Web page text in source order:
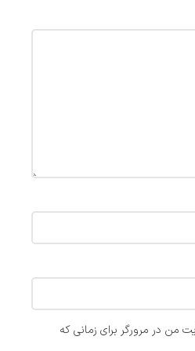
من در مرورگر برای زمانی که